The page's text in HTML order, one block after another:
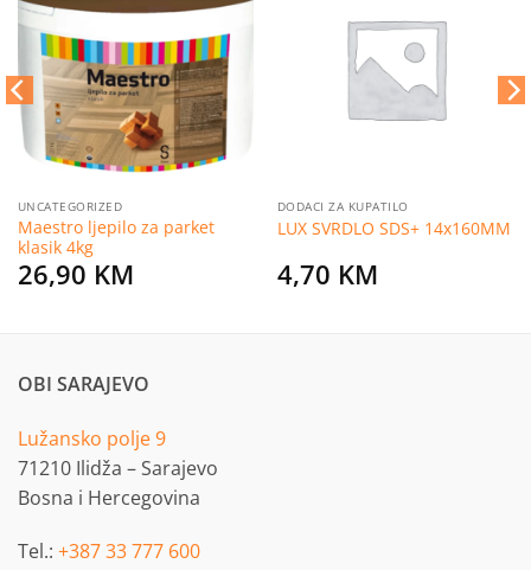
Dodaj
listu
želja
UNCATEGORIZED
Maestro ljepilo za parket
klasik 4kg
26,90 KM
DODACI ZA KUPATILO
LUX SVRDLO SDS+ 14x160MM
4,70 KM
OBI SARAJEVO
Lužansko polje 9
71210 Ilidža – Sarajevo
Bosna i Hercegovina
Tel.: +387 33 777 600